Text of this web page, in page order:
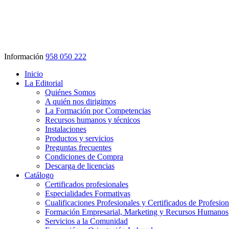
Información 958 050 222
Inicio
La Editorial
Quiénes Somos
A quién nos dirigimos
La Formación por Competencias
Recursos humanos y técnicos
Instalaciones
Productos y servicios
Preguntas frecuentes
Condiciones de Compra
Descarga de licencias
Catálogo
Certificados profesionales
Especialidades Formativas
Cualificaciones Profesionales y Certificados de
Formación Empresarial, Marketing y Recursos Humanos
Servicios a la Comunidad